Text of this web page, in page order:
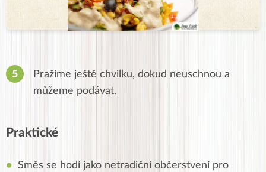
Pražíme ještě chvilku, dokud neuschnou a
můžeme podávat.
Praktické
Směs se hodí jako netradiční občerstvení pro